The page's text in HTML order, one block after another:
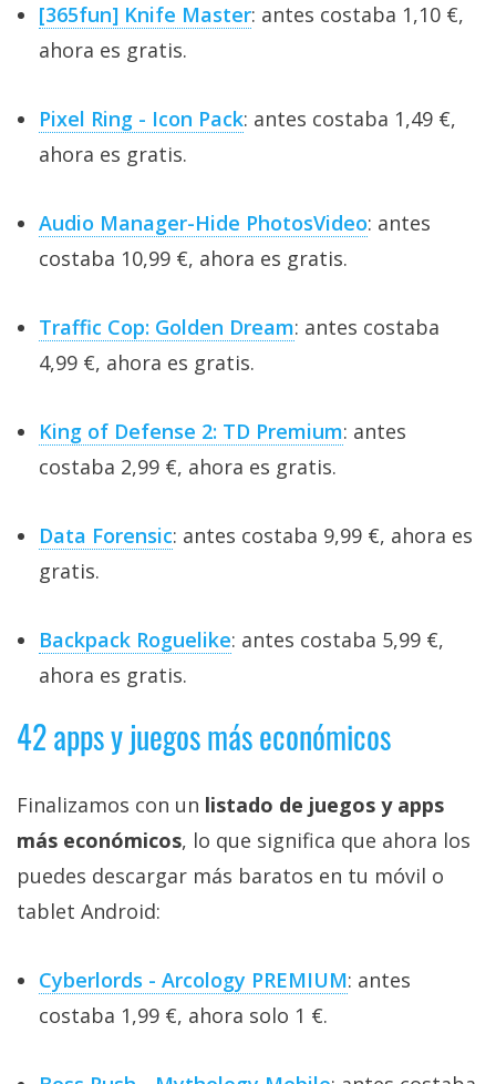
[365fun] Knife Master: antes costaba 1,10 €,
ahora es gratis.
Pixel Ring - Icon Pack: antes costaba 1,49 €,
ahora es gratis.
Audio Manager-Hide PhotosVideo: antes
costaba 10,99 €, ahora es gratis.
Traffic Cop: Golden Dream: antes costaba
4,99 €, ahora es gratis.
King of Defense 2: TD Premium: antes
costaba 2,99 €, ahora es gratis.
Data Forensic: antes costaba 9,99 €, ahora es
gratis.
Backpack Roguelike: antes costaba 5,99 €,
ahora es gratis.
42 apps y juegos más económicos
Finalizamos con un listado de juegos y apps
más económicos, lo que significa que ahora los
puedes descargar más baratos en tu móvil o
tablet Android:
Cyberlords - Arcology PREMIUM: antes
costaba 1,99 €, ahora solo 1 €.